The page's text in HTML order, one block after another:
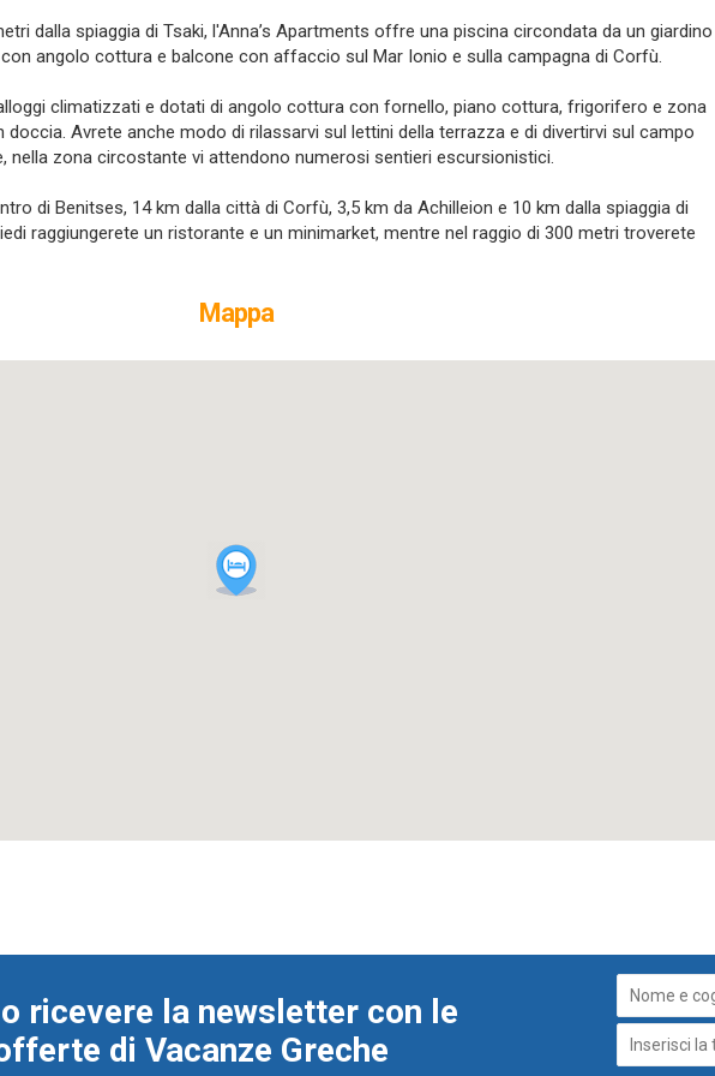
dalla spiaggia di Tsaki, l'Anna’s Apartments offre una piscina circondata da un giardino
angolo cottura e balcone con affaccio sul Mar Ionio e sulla campagna di Corfù.
climatizzati e dotati di angolo cottura con fornello, piano cottura, frigorifero e zona
Avrete anche modo di rilassarvi sul lettini della terrazza e di divertirvi sul campo
nella zona circostante vi attendono numerosi sentieri escursionistici.
di Benitses, 14 km dalla città di Corfù, 3,5 km da Achilleion e 10 km dalla spiaggia di
raggiungerete un ristorante e un minimarket, mentre nel raggio di 300 metri troverete
Mappa
ricevere la newsletter con le
di Vacanze Greche